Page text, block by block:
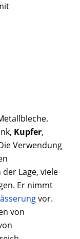
Kupfer,
Verwendung
Lage, viele
Er nimmt
vor.
von